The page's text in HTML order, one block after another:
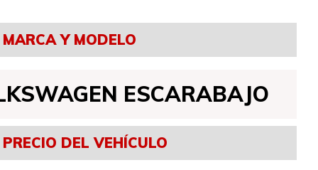
MARCA Y MODELO
ESCARABAJO
PRECIO DEL VEHÍCULO